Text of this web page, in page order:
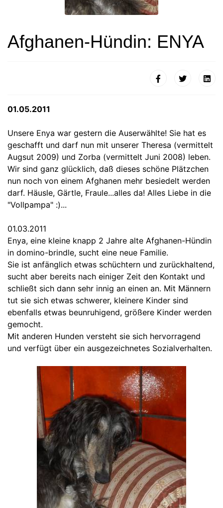
Afghanen-Hündin: ENYA
01.05.2011
Unsere Enya war gestern die Auserwählte! Sie hat es
geschafft und darf nun mit unserer Theresa (vermittelt
Augsut 2009) und Zorba (vermittelt Juni 2008) leben.
Wir sind ganz glücklich, daß dieses schöne Plätzchen
nun noch von einem Afghanen mehr besiedelt werden
darf. Häusle, Gärtle, Fraule...alles da! Alles Liebe in die
"Vollpampa" :)...
01.03.2011
Enya, eine kleine knapp 2 Jahre alte Afghanen-Hündin
in domino-brindle, sucht eine neue Familie.
Sie ist anfänglich etwas schüchtern und zurückhaltend,
sucht aber bereits nach einiger Zeit den Kontakt und
schließt sich dann sehr innig an einen an. Mit Männern
tut sie sich etwas schwerer, kleinere Kinder sind
ebenfalls etwas beunruhigend, größere Kinder werden
gemocht.
Mit anderen Hunden versteht sie sich hervorragend
und verfügt über ein ausgezeichnetes Sozialverhalten.